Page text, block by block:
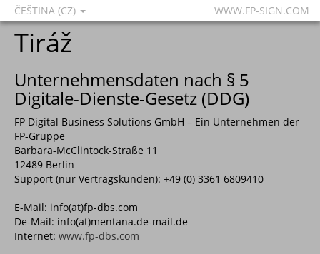
ČEŠTINA (CZ) WWW.FP-SIGN.COM
Tiráž
Unternehmensdaten nach § 5
Digitale-Dienste-Gesetz (DDG)
FP Digital Business Solutions GmbH – Ein Unternehmen der
FP-Gruppe
Barbara-McClintock-Straße 11
12489 Berlin
Support (nur Vertragskunden): +49 (0) 3361 6809410
E-Mail: info(at)fp-dbs.com
De-Mail: info(at)mentana.de-mail.de
Internet: www.fp-dbs.com